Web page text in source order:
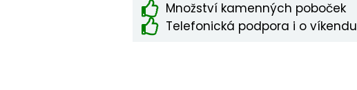
Množství kamenných poboček
Telefonická podpora i o víkendu